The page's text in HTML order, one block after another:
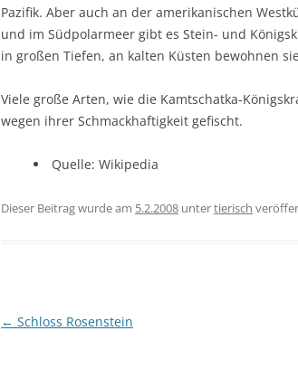
Pazifik. Aber auch an der amerikanischen
und im Südpolarmeer gibt es Stein- und
in großen Tiefen, an kalten Küsten bewohnen
Viele große Arten, wie die Kamtschatka-
wegen ihrer Schmackhaftigkeit gefischt.
Quelle: Wikipedia
Dieser Beitrag wurde am 5.2.2008 untertierisch
Beitragsnavigation
← Schloss Rosenstein